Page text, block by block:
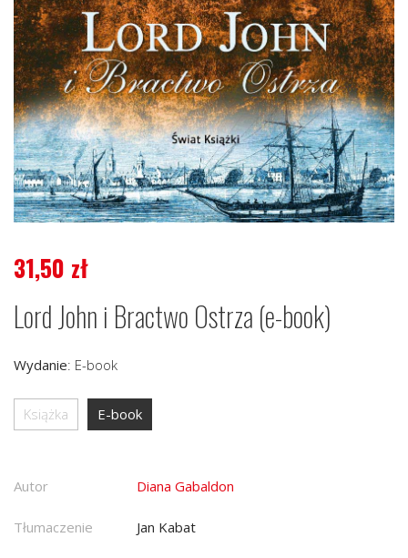
31,50 zł
Lord John i Bractwo Ostrza (e-book)
Wydanie: E-book
Książka E-book
Autor Diana Gabaldon
Tłumaczenie Jan Kabat